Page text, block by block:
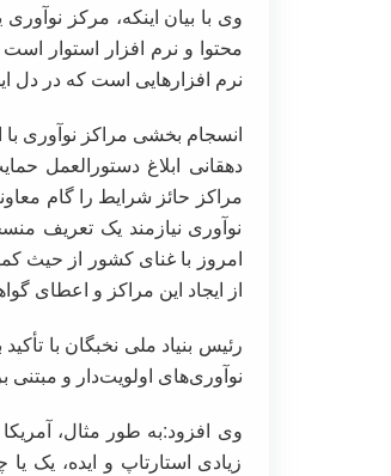
وی با بیان اینکه، مرکز
محتوا و نرم افزار استوار
نرم افزارهایی است که در دل
انسجام بخشی مراکز نوآوری با
دهقانی ابلاغ دستورالعمل
مراکز حائز شرایط را گام
نوآوری نیازمند یک تعریف
امروز با غنای کشور از حیث
از ایجاد این مراکز و اعطای
رئیس بنیاد ملی نخبگان با
نوآوری‌های اولویت‌دار و مبتنی
وی افزود:به طور مثال،
زیادی استارتاپ و ایده، یک